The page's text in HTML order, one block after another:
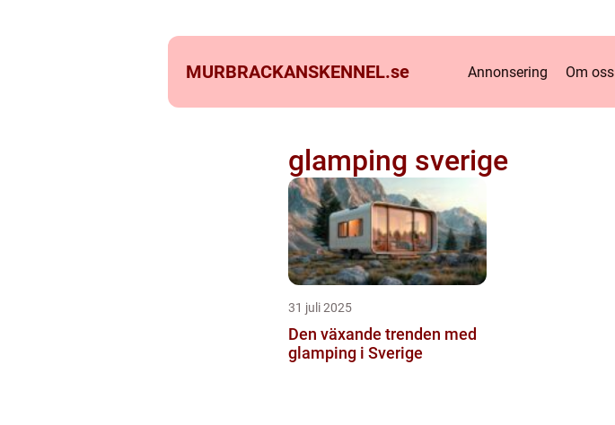
MURBRACKANSKENNEL.se Annonsering Om oss
glamping sverige
31 juli 2025
Den växande trenden med
glamping i Sverige